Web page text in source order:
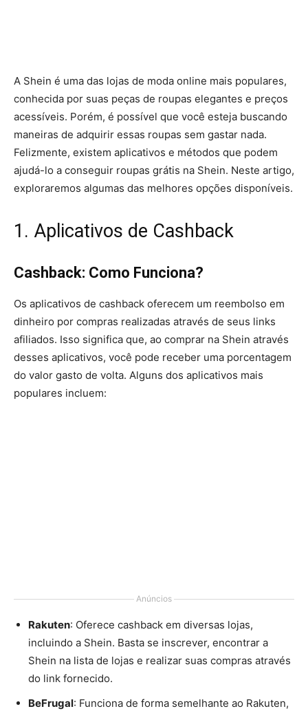
A Shein é uma das lojas de moda online mais populares,
conhecida por suas peças de roupas elegantes e preços
acessíveis. Porém, é possível que você esteja buscando
maneiras de adquirir essas roupas sem gastar nada.
Felizmente, existem aplicativos e métodos que podem
ajudá-lo a conseguir roupas grátis na Shein. Neste artigo,
exploraremos algumas das melhores opções disponíveis.
1. Aplicativos de Cashback
Cashback: Como Funciona?
Os aplicativos de cashback oferecem um reembolso em
dinheiro por compras realizadas através de seus links
afiliados. Isso significa que, ao comprar na Shein através
desses aplicativos, você pode receber uma porcentagem
do valor gasto de volta. Alguns dos aplicativos mais
populares incluem:
Anúncios
Rakuten: Oferece cashback em diversas lojas,
incluindo a Shein. Basta se inscrever, encontrar a
Shein na lista de lojas e realizar suas compras através
do link fornecido.
BeFrugal: Funciona de forma semelhante ao Rakuten,